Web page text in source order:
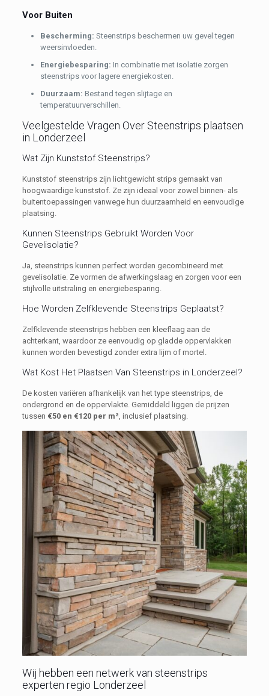
Voor Buiten
Bescherming: Steenstrips beschermen uw gevel tegen
weersinvloeden.
Energiebesparing: In combinatie met isolatie zorgen
steenstrips voor lagere energiekosten.
Duurzaam: Bestand tegen slijtage en
temperatuurverschillen.
Veelgestelde Vragen Over Steenstrips plaatsen
in Londerzeel
Wat Zijn Kunststof Steenstrips?
Kunststof steenstrips zijn lichtgewicht strips gemaakt van
hoogwaardige kunststof. Ze zijn ideaal voor zowel binnen- als
buitentoepassingen vanwege hun duurzaamheid en eenvoudige
plaatsing.
Kunnen Steenstrips Gebruikt Worden Voor
Gevelisolatie?
Ja, steenstrips kunnen perfect worden gecombineerd met
gevelisolatie. Ze vormen de afwerkingslaag en zorgen voor een
stijlvolle uitstraling en energiebesparing.
Hoe Worden Zelfklevende Steenstrips Geplaatst?
Zelfklevende steenstrips hebben een kleeflaag aan de
achterkant, waardoor ze eenvoudig op gladde oppervlakken
kunnen worden bevestigd zonder extra lijm of mortel.
Wat Kost Het Plaatsen Van Steenstrips in Londerzeel?
De kosten variëren afhankelijk van het type steenstrips, de
ondergrond en de oppervlakte. Gemiddeld liggen de prijzen
tussen €50 en €120 per m², inclusief plaatsing.
Wij hebben een netwerk van steenstrips
experten regio Londerzeel